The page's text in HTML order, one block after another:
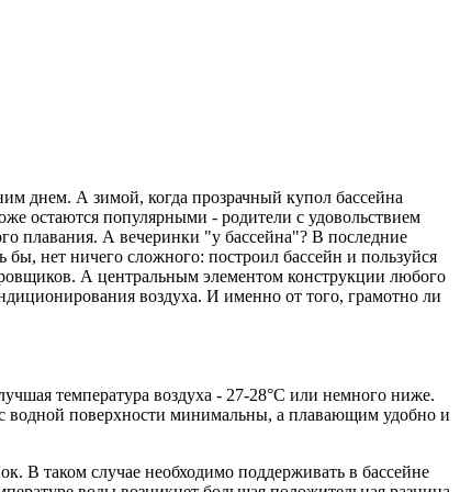
днем. А зимой, когда прозрачный купол бассейна
остаются популярными - родители с удовольствием
плавания. А вечеринки "у бассейна"? В последние
нет ничего сложного: построил бассейн и пользуйся
А центральным элементом конструкции любого
воздуха. И именно от того, грамотно ли
температура воздуха - 27-28°С или немного ниже.
водной поверхности минимальны, а плавающим удобно и
В таком случае необходимо поддерживать в бассейне